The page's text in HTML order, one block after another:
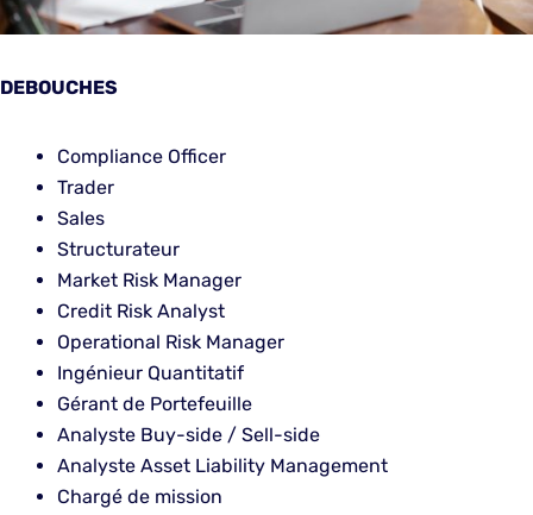
DEBOUCHES
Compliance Officer
Trader
Sales
Structurateur
Market Risk Manager
Credit Risk Analyst
Operational Risk Manager
Ingénieur Quantitatif
Gérant de Portefeuille
Analyste Buy-side / Sell-side
Analyste Asset Liability Management
Chargé de mission